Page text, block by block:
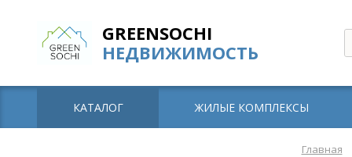
GREENSOCHI
НЕДВИЖИМОСТЬ
КАТАЛОГ ЖИЛЫЕ КОМПЛЕКСЫ
Главная